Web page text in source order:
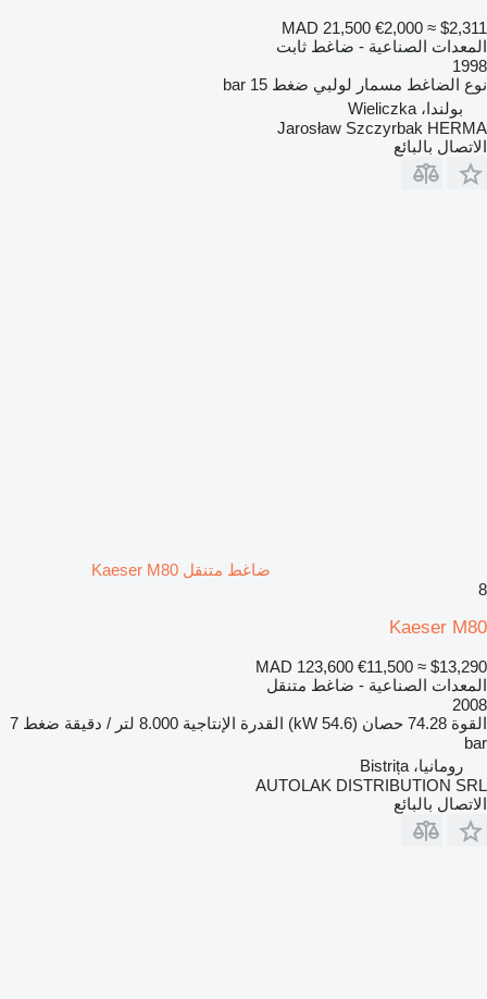
MAD 21,500 €2,000 ≈ $2,311
المعدات الصناعية - ضاغط ثابت
1998
نوع الضاغط مسمار لولبي ضغط 15 bar
بولندا، Wieliczka
Jarosław Szczyrbak HERMA
الاتصال بالبائع
ضاغط متنقل Kaeser M80
8
Kaeser M80
MAD 123,600 €11,500 ≈ $13,290
المعدات الصناعية - ضاغط متنقل
2008
القوة 74.28 حصان (54.6 kW) القدرة الإنتاجية 8.000 لتر / دقيقة ضغط 7
bar
رومانيا، Bistrița
AUTOLAK DISTRIBUTION SRL
الاتصال بالبائع